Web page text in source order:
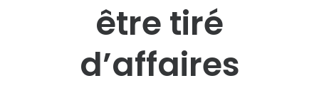
être tiré
d’affaires